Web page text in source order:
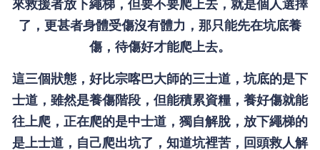
了，更甚者身體受傷沒有體力，那只能先在坑底養
傷，待傷好才能爬上去。
這三個狀態，好比宗喀巴大師的三士道，坑底的是下
士道，雖然是養傷階段，但能積累資糧，養好傷就能
往上爬，正在爬的是中士道，獨自解脫，放下繩梯的
是上士道，自己爬出坑了，知道坑裡苦，回頭救人解